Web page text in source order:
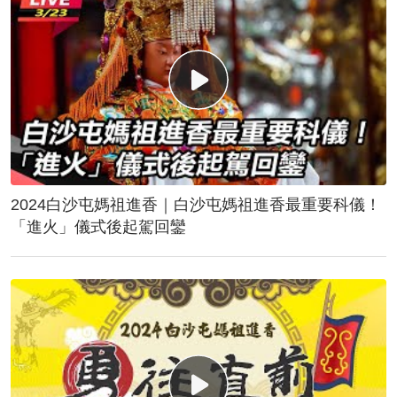
2024白沙屯媽祖進香｜白沙屯媽祖進香最重要科儀！
「進火」儀式後起駕回鑾